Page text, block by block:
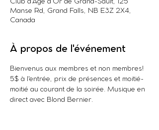
Club d'Âge d'Or de Grand-Sault, 125
Manse Rd, Grand Falls, NB E3Z 2X4,
Canada
À propos de l'événement
Bienvenus aux membres et non membres!
5$ à l'entrée, prix de présences et moitié-
moitié au courant de la soirée. Musique en
direct avec Blond Bernier.